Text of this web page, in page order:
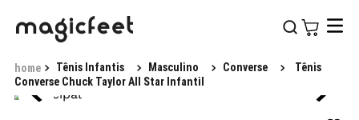
Tênis Infantis Masculino Converse
Tênis
Converse Chuck Taylor All Star Infantil